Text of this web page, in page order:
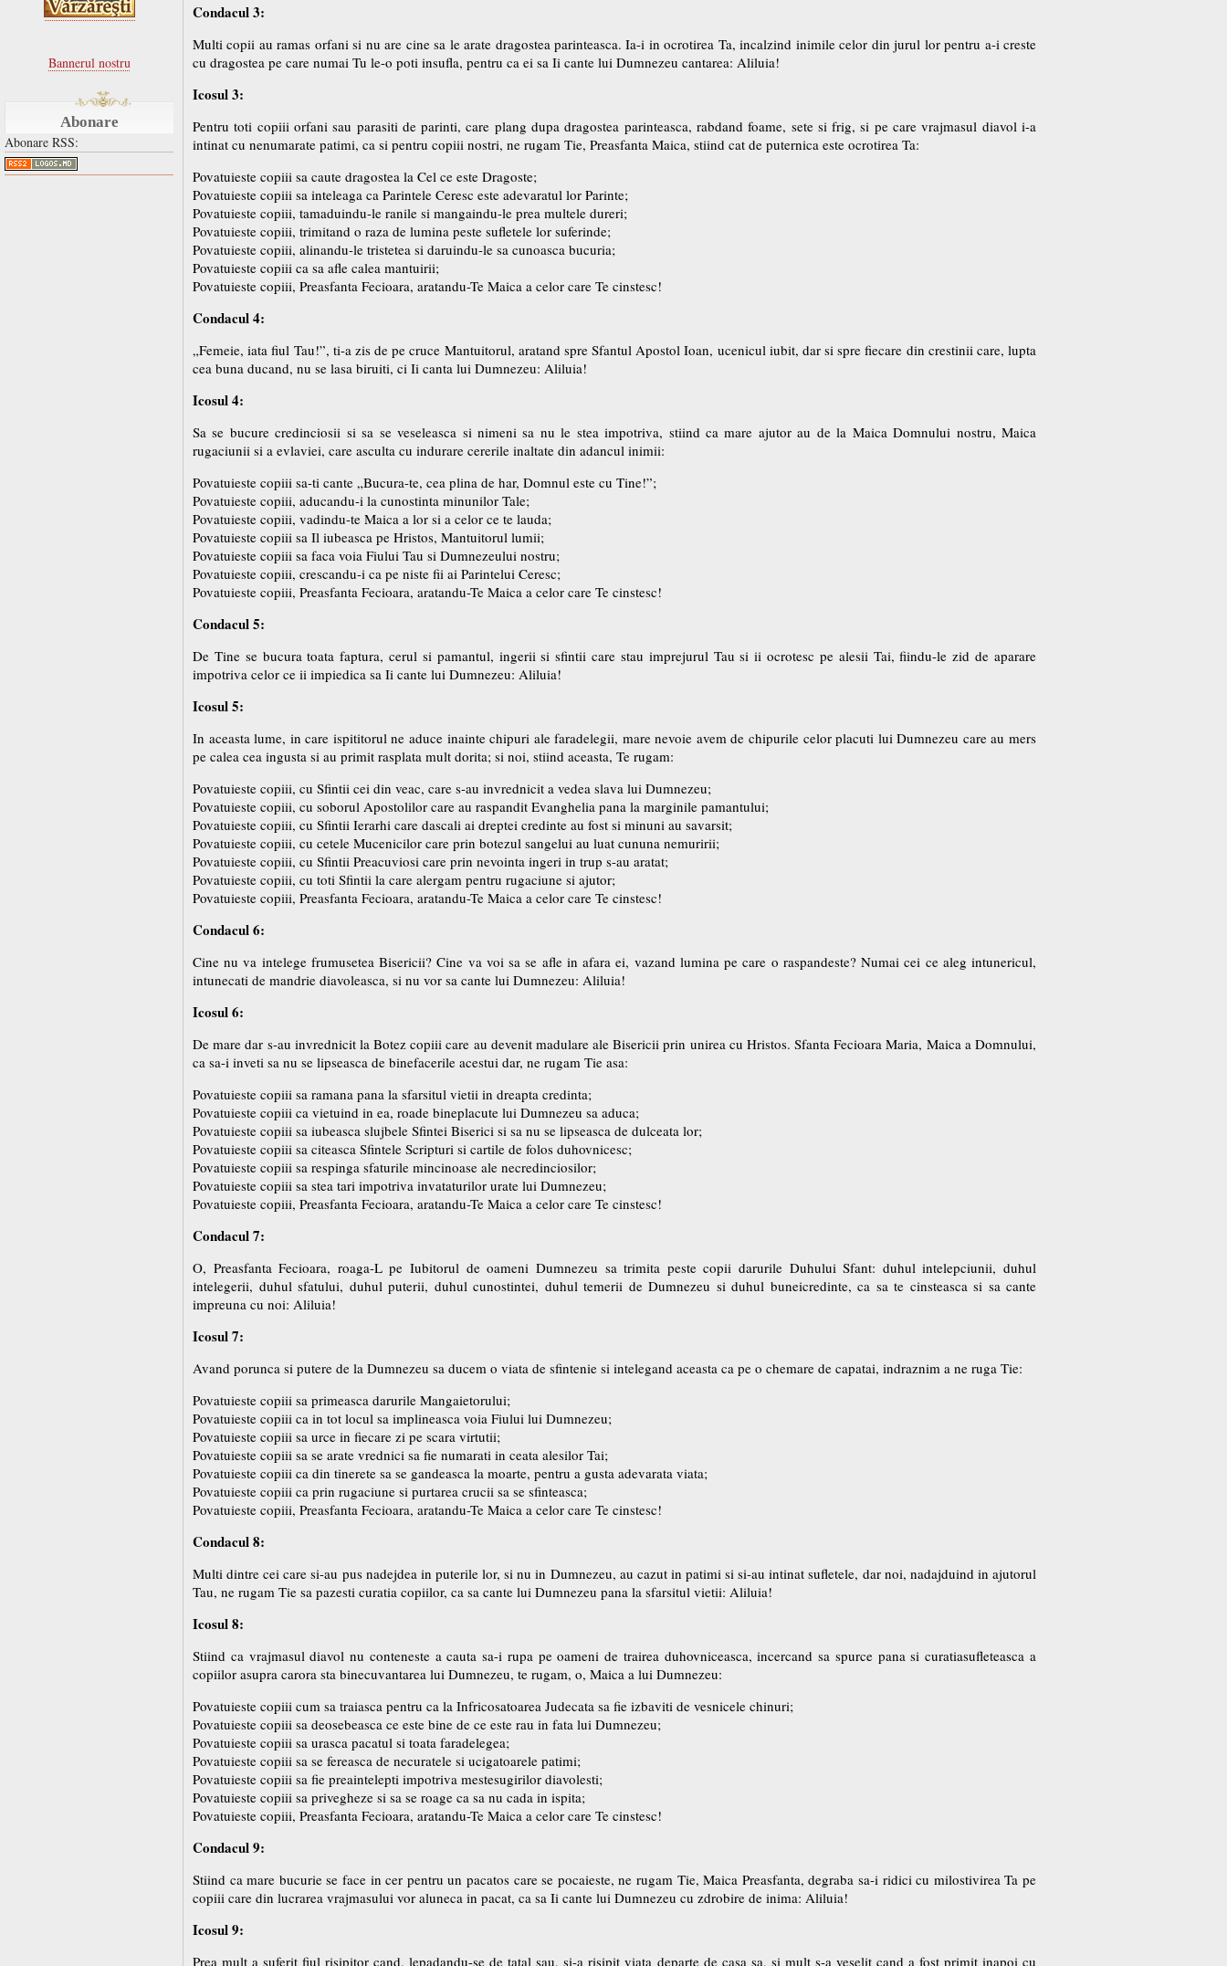
Bannerul nostru
Abonare
Abonare RSS:
Condacul 3:
Multi copii au ramas orfani si nu are cine sa le arate dragostea parinteasca. Ia-i in ocrotirea Ta, incalzind inimile celor din jurul lor pentru a-i creste
cu dragostea pe care numai Tu le-o poti insufla, pentru ca ei sa Ii cante lui Dumnezeu cantarea: Aliluia!
Icosul 3:
Pentru toti copiii orfani sau parasiti de parinti, care plang dupa dragostea parinteasca, rabdand foame, sete si frig, si pe care vrajmasul diavol i-a
intinat cu nenumarate patimi, ca si pentru copiii nostri, ne rugam Tie, Preasfanta Maica, stiind cat de puternica este ocrotirea Ta:
Povatuieste copiii sa caute dragostea la Cel ce este Dragoste;
Povatuieste copiii sa inteleaga ca Parintele Ceresc este adevaratul lor Parinte;
Povatuieste copiii, tamaduindu-le ranile si mangaindu-le prea multele dureri;
Povatuieste copiii, trimitand o raza de lumina peste sufletele lor suferinde;
Povatuieste copiii, alinandu-le tristetea si daruindu-le sa cunoasca bucuria;
Povatuieste copiii ca sa afle calea mantuirii;
Povatuieste copiii, Preasfanta Fecioara, aratandu-Te Maica a celor care Te cinstesc!
Condacul 4:
„Femeie, iata fiul Tau!”, ti-a zis de pe cruce Mantuitorul, aratand spre Sfantul Apostol Ioan, ucenicul iubit, dar si spre fiecare din crestinii care, lupta
cea buna ducand, nu se lasa biruiti, ci Ii canta lui Dumnezeu: Aliluia!
Icosul 4:
Sa se bucure credinciosii si sa se veseleasca si nimeni sa nu le stea impotriva, stiind ca mare ajutor au de la Maica Domnului nostru, Maica
rugaciunii si a evlaviei, care asculta cu indurare cererile inaltate din adancul inimii:
Povatuieste copiii sa-ti cante „Bucura-te, cea plina de har, Domnul este cu Tine!”;
Povatuieste copiii, aducandu-i la cunostinta minunilor Tale;
Povatuieste copiii, vadindu-te Maica a lor si a celor ce te lauda;
Povatuieste copiii sa Il iubeasca pe Hristos, Mantuitorul lumii;
Povatuieste copiii sa faca voia Fiului Tau si Dumnezeului nostru;
Povatuieste copiii, crescandu-i ca pe niste fii ai Parintelui Ceresc;
Povatuieste copiii, Preasfanta Fecioara, aratandu-Te Maica a celor care Te cinstesc!
Condacul 5:
De Tine se bucura toata faptura, cerul si pamantul, ingerii si sfintii care stau imprejurul Tau si ii ocrotesc pe alesii Tai, fiindu-le zid de aparare
impotriva celor ce ii impiedica sa Ii cante lui Dumnezeu: Aliluia!
Icosul 5:
In aceasta lume, in care ispititorul ne aduce inainte chipuri ale faradelegii, mare nevoie avem de chipurile celor placuti lui Dumnezeu care au mers
pe calea cea ingusta si au primit rasplata mult dorita; si noi, stiind aceasta, Te rugam:
Povatuieste copiii, cu Sfintii cei din veac, care s-au invrednicit a vedea slava lui Dumnezeu;
Povatuieste copiii, cu soborul Apostolilor care au raspandit Evanghelia pana la marginile pamantului;
Povatuieste copiii, cu Sfintii Ierarhi care dascali ai dreptei credinte au fost si minuni au savarsit;
Povatuieste copiii, cu cetele Mucenicilor care prin botezul sangelui au luat cununa nemuririi;
Povatuieste copiii, cu Sfintii Preacuviosi care prin nevointa ingeri in trup s-au aratat;
Povatuieste copiii, cu toti Sfintii la care alergam pentru rugaciune si ajutor;
Povatuieste copiii, Preasfanta Fecioara, aratandu-Te Maica a celor care Te cinstesc!
Condacul 6:
Cine nu va intelege frumusetea Bisericii? Cine va voi sa se afle in afara ei, vazand lumina pe care o raspandeste? Numai cei ce aleg intunericul,
intunecati de mandrie diavoleasca, si nu vor sa cante lui Dumnezeu: Aliluia!
Icosul 6:
De mare dar s-au invrednicit la Botez copiii care au devenit madulare ale Bisericii prin unirea cu Hristos. Sfanta Fecioara Maria, Maica a Domnului,
ca sa-i inveti sa nu se lipseasca de binefacerile acestui dar, ne rugam Tie asa:
Povatuieste copiii sa ramana pana la sfarsitul vietii in dreapta credinta;
Povatuieste copiii ca vietuind in ea, roade bineplacute lui Dumnezeu sa aduca;
Povatuieste copiii sa iubeasca slujbele Sfintei Biserici si sa nu se lipseasca de dulceata lor;
Povatuieste copiii sa citeasca Sfintele Scripturi si cartile de folos duhovnicesc;
Povatuieste copiii sa respinga sfaturile mincinoase ale necredinciosilor;
Povatuieste copiii sa stea tari impotriva invataturilor urate lui Dumnezeu;
Povatuieste copiii, Preasfanta Fecioara, aratandu-Te Maica a celor care Te cinstesc!
Condacul 7:
O, Preasfanta Fecioara, roaga-L pe Iubitorul de oameni Dumnezeu sa trimita peste copii darurile Duhului Sfant: duhul intelepciunii, duhul
intelegerii, duhul sfatului, duhul puterii, duhul cunostintei, duhul temerii de Dumnezeu si duhul buneicredinte, ca sa te cinsteasca si sa cante
impreuna cu noi: Aliluia!
Icosul 7:
Avand porunca si putere de la Dumnezeu sa ducem o viata de sfintenie si intelegand aceasta ca pe o chemare de capatai, indraznim a ne ruga Tie:
Povatuieste copiii sa primeasca darurile Mangaietorului;
Povatuieste copiii ca in tot locul sa implineasca voia Fiului lui Dumnezeu;
Povatuieste copiii sa urce in fiecare zi pe scara virtutii;
Povatuieste copiii sa se arate vrednici sa fie numarati in ceata alesilor Tai;
Povatuieste copiii ca din tinerete sa se gandeasca la moarte, pentru a gusta adevarata viata;
Povatuieste copiii ca prin rugaciune si purtarea crucii sa se sfinteasca;
Povatuieste copiii, Preasfanta Fecioara, aratandu-Te Maica a celor care Te cinstesc!
Condacul 8:
Multi dintre cei care si-au pus nadejdea in puterile lor, si nu in Dumnezeu, au cazut in patimi si si-au intinat sufletele, dar noi, nadajduind in ajutorul
Tau, ne rugam Tie sa pazesti curatia copiilor, ca sa cante lui Dumnezeu pana la sfarsitul vietii: Aliluia!
Icosul 8:
Stiind ca vrajmasul diavol nu conteneste a cauta sa-i rupa pe oameni de trairea duhovniceasca, incercand sa spurce pana si curatiasufleteasca a
copiilor asupra carora sta binecuvantarea lui Dumnezeu, te rugam, o, Maica a lui Dumnezeu:
Povatuieste copiii cum sa traiasca pentru ca la Infricosatoarea Judecata sa fie izbaviti de vesnicele chinuri;
Povatuieste copiii sa deosebeasca ce este bine de ce este rau in fata lui Dumnezeu;
Povatuieste copiii sa urasca pacatul si toata faradelegea;
Povatuieste copiii sa se fereasca de necuratele si ucigatoarele patimi;
Povatuieste copiii sa fie preaintelepti impotriva mestesugirilor diavolesti;
Povatuieste copiii sa privegheze si sa se roage ca sa nu cada in ispita;
Povatuieste copiii, Preasfanta Fecioara, aratandu-Te Maica a celor care Te cinstesc!
Condacul 9:
Stiind ca mare bucurie se face in cer pentru un pacatos care se pocaieste, ne rugam Tie, Maica Preasfanta, degraba sa-i ridici cu milostivirea Ta pe
copiii care din lucrarea vrajmasului vor aluneca in pacat, ca sa Ii cante lui Dumnezeu cu zdrobire de inima: Aliluia!
Icosul 9:
Prea mult a suferit fiul risipitor cand, lepadandu-se de tatal sau, si-a risipit viata departe de casa sa, si mult s-a veselit cand a fost primit inapoi cu